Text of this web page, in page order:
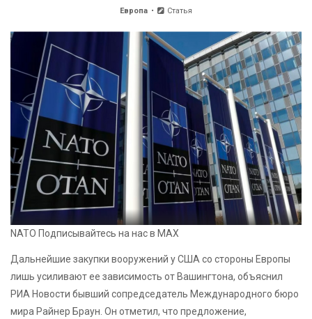
Европа Статья
NATO Подписывайтесь на нас в MAX
Дальнейшие закупки вооружений у США со стороны Европы
лишь усиливают ее зависимость от Вашингтона, объяснил
РИА Новости бывший сопредседатель Международного бюро
мира Райнер Браун. Он отметил, что предложение,